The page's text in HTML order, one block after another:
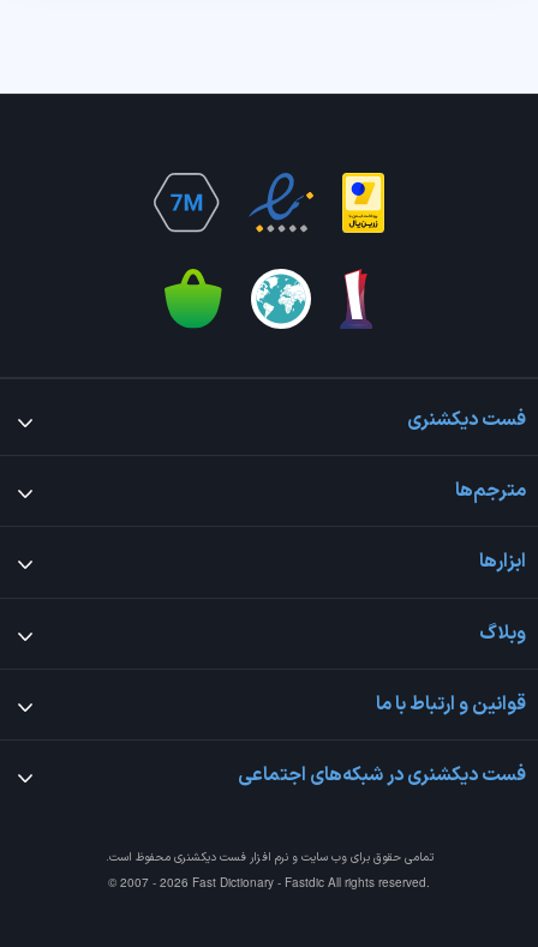
فست دیکشنری
مترجم‌ها
ابزارها
وبلاگ
قوانین و ارتباط با ما
فست دیکشنری در شبکه‌های اجتماعی
تمامی حقوق برای وب سایت و نرم افزارفست دیکشنری محفوظ است.
© 2007 - 2026 Fast Dictionary - Fastdic All rights reserved.